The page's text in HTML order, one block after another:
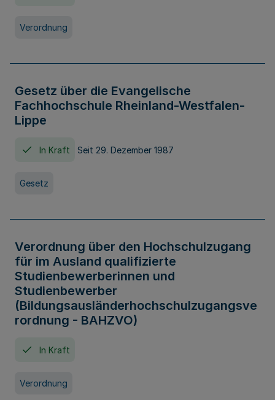
Verordnung
Gesetz über die Evangelische
Fachhochschule Rheinland-Westfalen-
Lippe
In Kraft Seit 29. Dezember 1987
Gesetz
Verordnung über den Hochschulzugang
für im Ausland qualifizierte
Studienbewerberinnen und
Studienbewerber
(Bildungsausländerhochschulzugangsve
rordnung - BAHZVO)
In Kraft
Verordnung